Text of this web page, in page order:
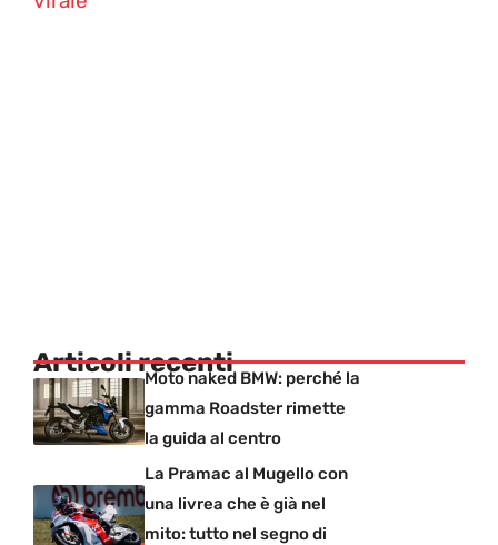
Articoli recentiMoto naked BMW: perché la
gamma Roadster rimette
la guida al centro
La Pramac al Mugello con
una livrea che è già nel
mito: tutto nel segno di